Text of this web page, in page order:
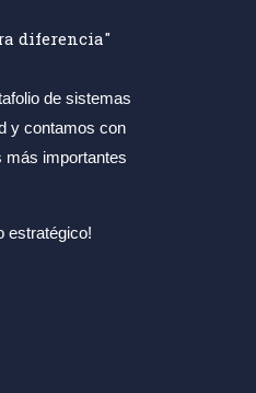
diferencia"
de sistemas
y contamos con
más importantes
estratégico!